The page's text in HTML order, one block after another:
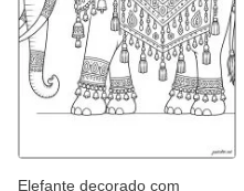
Elefante decorado com